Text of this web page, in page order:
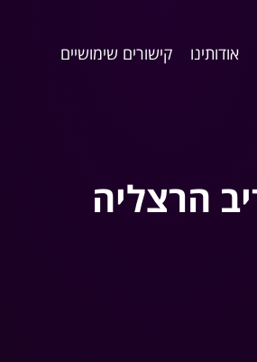
אודותינו קישורים שימושיים